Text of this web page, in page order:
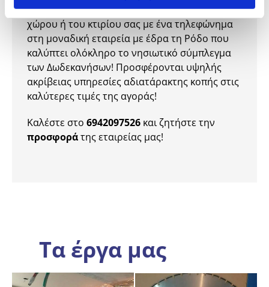
Αλλάξτε εύκολα και γρήγορα την όψη του
χώρου ή του κτιρίου σας με ένα τηλεφώνημα
στη μοναδική εταιρεία με έδρα τη Ρόδο που
καλύπτει ολόκληρο το νησιωτικό σύμπλεγμα
των Δωδεκανήσων! Προσφέρονται υψηλής
ακρίβειας υπηρεσίες αδιατάρακτης κοπής στις
καλύτερες τιμές της αγοράς!
Καλέστε στο 6942097526 και ζητήστε την
προσφοράτης εταιρείας μας!
Τα έργα μας